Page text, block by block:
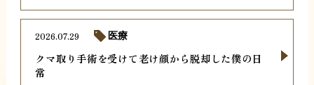
クマ取り手術を受けて老け顔から脱却した僕の日
常
2026.07.29 医療